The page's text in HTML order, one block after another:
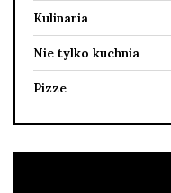
Kulinaria
Nie tylko kuchnia
Pizze